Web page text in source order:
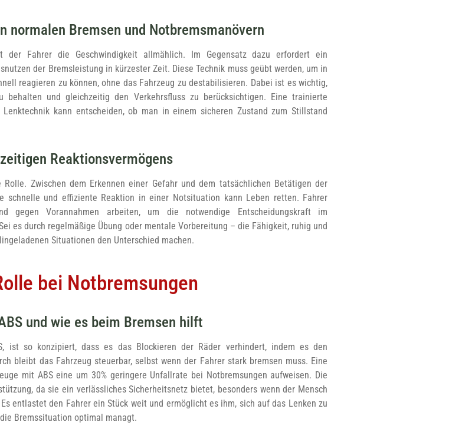
normalen Bremsen und Notbremsmanövern
der Fahrer die Geschwindigkeit allmählich. Im Gegensatz dazu erfordert ein
der Bremsleistung in kürzester Zeit. Diese Technik muss geübt werden, um in
reagieren zu können, ohne das Fahrzeug zu destabilisieren. Dabei ist es wichtig,
und gleichzeitig den Verkehrsfluss zu berücksichtigen. Eine trainierte
Lenktechnik kann entscheiden, ob man in einem sicheren Zustand zum Stillstand
Reaktionsvermögens
Zwischen dem Erkennen einer Gefahr und dem tatsächlichen Betätigen der
schnelle und effiziente Reaktion in einer Notsituation kann Leben retten. Fahrer
gegen Vorannahmen arbeiten, um die notwendige Entscheidungskraft im
es durch regelmäßige Übung oder mentale Vorbereitung – die Fähigkeit, ruhig und
Situationen den Unterschied machen.
bei Notbremsungen
und wie es beim Bremsen hilft
ist so konzipiert, dass es das Blockieren der Räder verhindert, indem es den
bleibt das Fahrzeug steuerbar, selbst wenn der Fahrer stark bremsen muss. Eine
mit ABS eine um 30% geringere Unfallrate bei Notbremsungen aufweisen. Die
da sie ein verlässliches Sicherheitsnetz bietet, besonders wenn der Mensch
entlastet den Fahrer ein Stück weit und ermöglicht es ihm, sich auf das Lenken zu
Bremssituation optimal managt.